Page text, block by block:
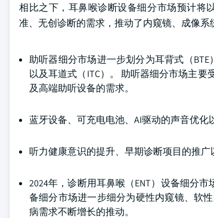
相比之下，耳鼻喉诊断设备细分市场预计将
准、无创诊断的需求，推动了内窥镜、成像系
助听器细分市场进一步划分为耳背式（BTE
以及耳道式（ITC）。 助听器细分市场主
及高端助听设备的需求。
蓝牙设备、可充电电池、AI驱动的声音优化
听力健康意识的提升、早期诊断项目的推
2024年，诊断用耳鼻喉（ENT）设备细分
备细分市场进一步细分为硬性内窥镜、软
病需求不断增长的推动。